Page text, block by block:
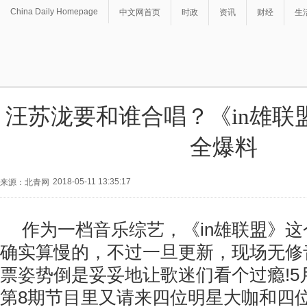
China Daily Homepage 中文网首页 时政 资讯 财经 生
汪苏泷要和谁合唱？《in雄联
全爆料
来源：北青网 2018-05-11 13:35:17
作为一档音乐综艺，《in雄联盟》
确实算慢的，不过一旦更新，现场无
票姿势倒是妥妥地让歌迷们看个过瘾!5
第8期节目里又请来四位明星大咖和四